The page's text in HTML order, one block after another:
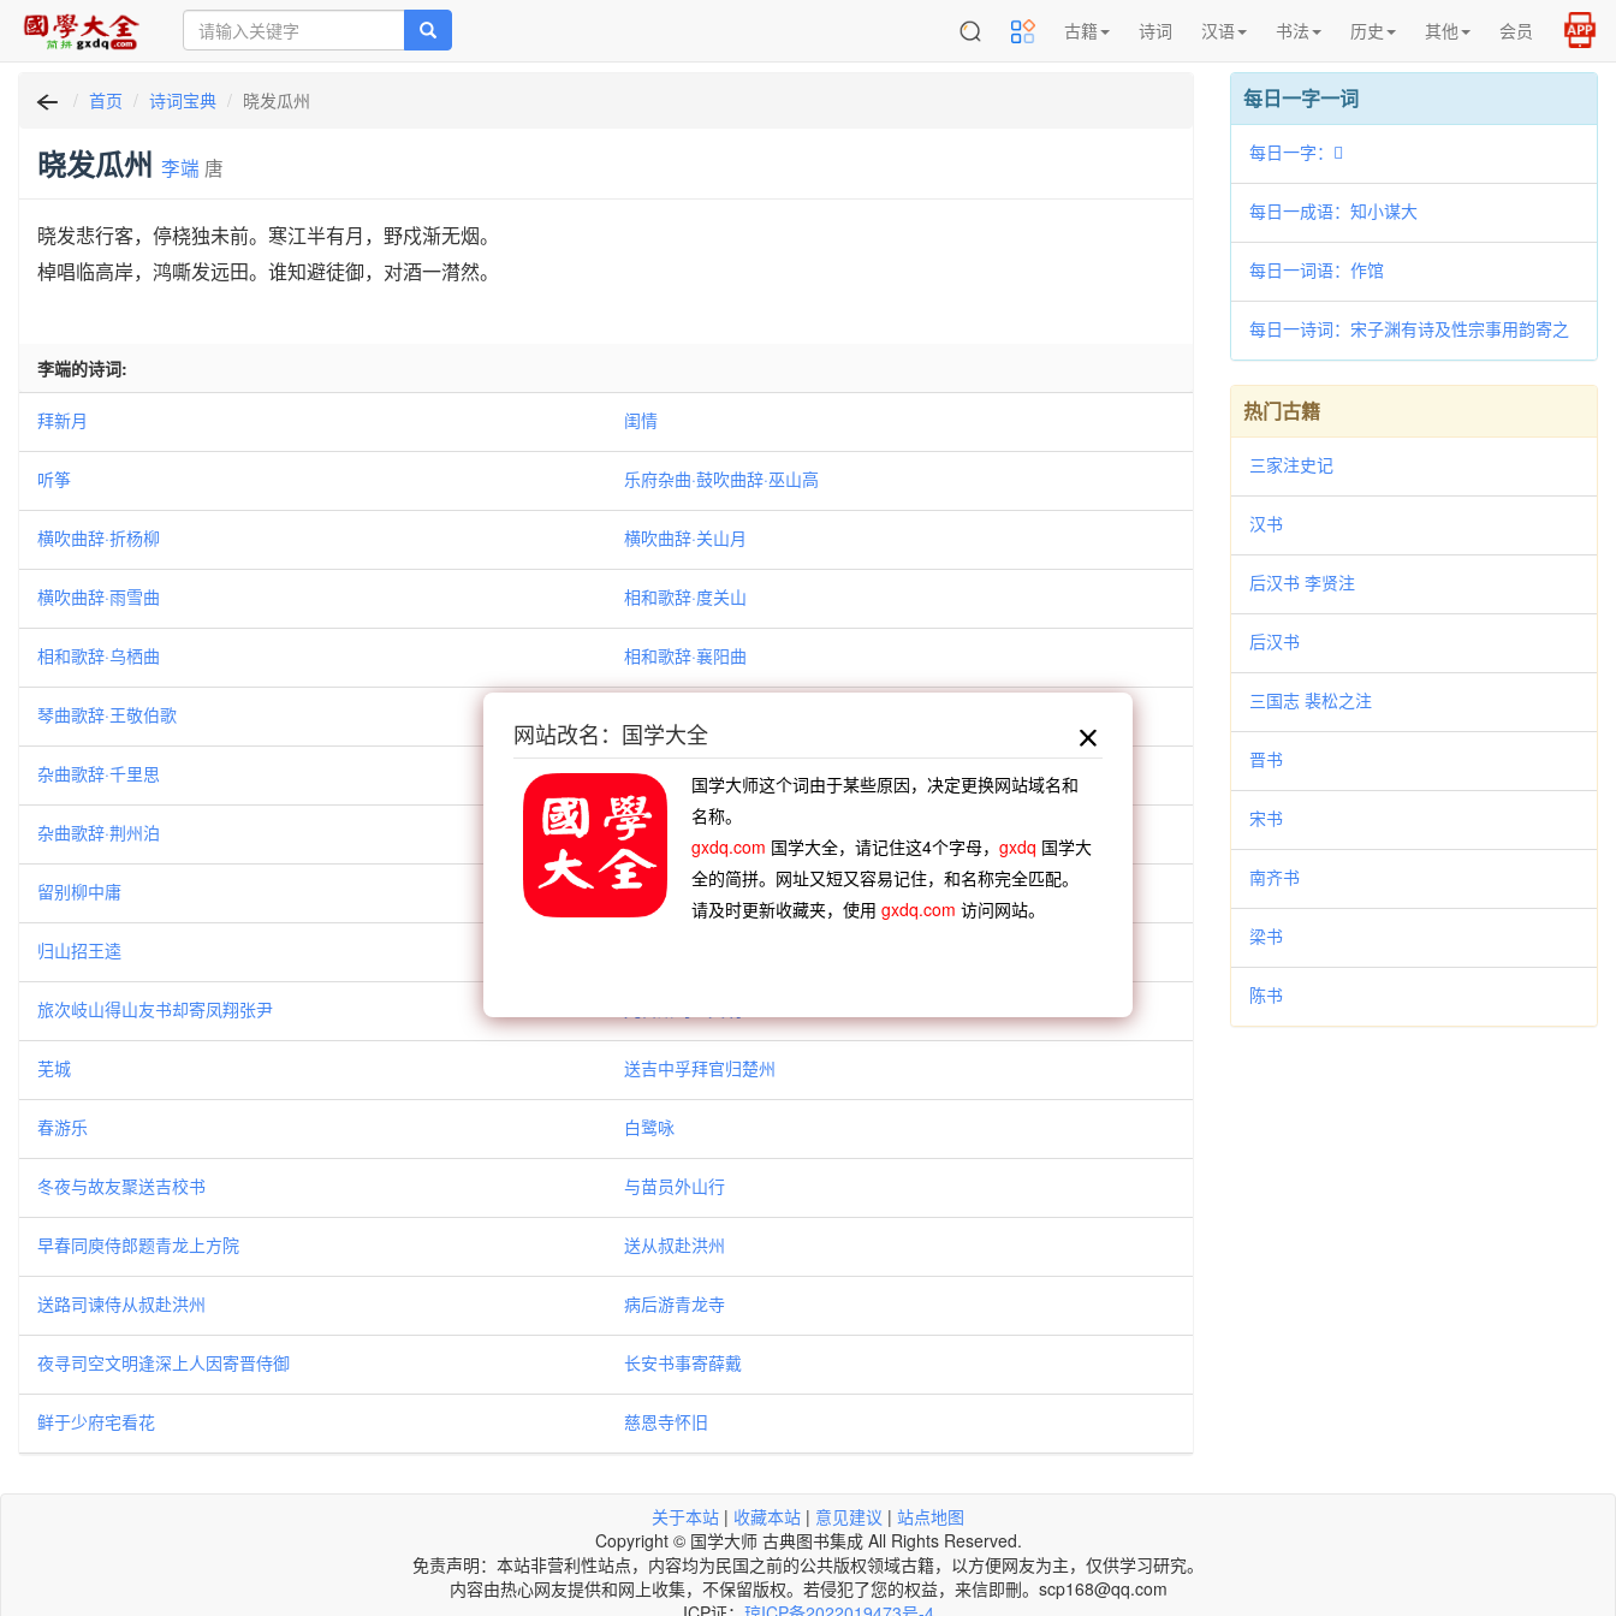
古籍 诗词 汉语 书法 历史 其他 会员
首页 诗词宝典 晓发瓜州
晓发瓜州 李端 唐
晓发悲行客，停桡独未前。寒江半有月，野戍渐无烟。
棹唱临高岸，鸿嘶发远田。谁知避徒御，对酒一潸然。
李端的诗词:
拜新月 闺情
听筝 乐府杂曲·鼓吹曲辞·巫山高
横吹曲辞·折杨柳 横吹曲辞·关山月
横吹曲辞·雨雪曲 相和歌辞·度关山
相和歌辞·乌栖曲 相和歌辞·襄阳曲
琴曲歌辞·王敬伯歌
杂曲歌辞·千里思 杂曲歌辞·古别离二首
杂曲歌辞·荆州泊 杂曲歌辞·春游乐二首
留别柳中庸 野亭三韵送钱员外
归山招王逵
旅次岐山得山友书却寄凤翔张尹
芜城 送吉中孚拜官归楚州
春游乐 白鹭咏
冬夜与故友聚送吉校书 与苗员外山行
早春同庾侍郎题青龙上方院 送从叔赴洪州
送路司谏侍从叔赴洪州 病后游青龙寺
夜寻司空文明逢深上人因寄晋侍御 长安书事寄薛戴
鲜于少府宅看花 慈恩寺怀旧
每日一字一词
每日一字：𩦇
每日一成语：知小谋大
每日一词语：作馆
每日一诗词：宋子渊有诗及性宗事用韵寄之
二首
热门古籍
三家注史记
汉书
后汉书 李贤注
后汉书
三国志 裴松之注
晋书
宋书
南齐书
梁书
陈书
关于本站 | 收藏本站 | 意见建议 | 站点地图
Copyright © 国学大师 古典图书集成 All Rights Reserved.
免责声明：本站非营利性站点，内容均为民国之前的公共版权领域古籍，以方便网友为主，仅供学习研究。
内容由热心网友提供和网上收集，不保留版权。若侵犯了您的权益，来信即刪。scp168@qq.com
网站改名：国学大全
国学大师这个词由于某些原因，决定更换网站域名和
名称。
gxdq.com 国学大全，请记住这4个字母， gxdq 国学大
全的简拼。网址又短又容易记住，和名称完全匹配。
请及时更新收藏夹，使用 gxdq.com 访问网站。